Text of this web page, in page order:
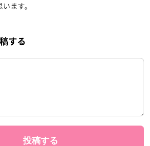
ます。
する